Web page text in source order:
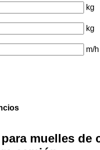
kg
kg
m/h
muelles de